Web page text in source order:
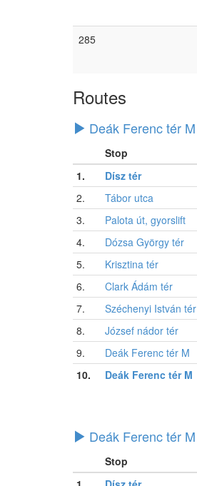
285
Routes
Deák Ferenc tér M
Stop
1.
Dísz tér
2.
Tábor utca
3.
Palota út, gyorslift
4.
Dózsa György tér
5.
Krisztina tér
6.
Clark Ádám tér
7.
Széchenyi István tér
8.
József nádor tér
9.
Deák Ferenc tér M
10.
Deák Ferenc tér M
Deák Ferenc tér M
Stop